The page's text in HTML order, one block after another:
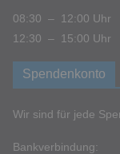
08:30 – 12:00 Uhr
12:30 – 15:00 Uhr
Spendenkonto
Wir sind für jede
Bankverbindung: